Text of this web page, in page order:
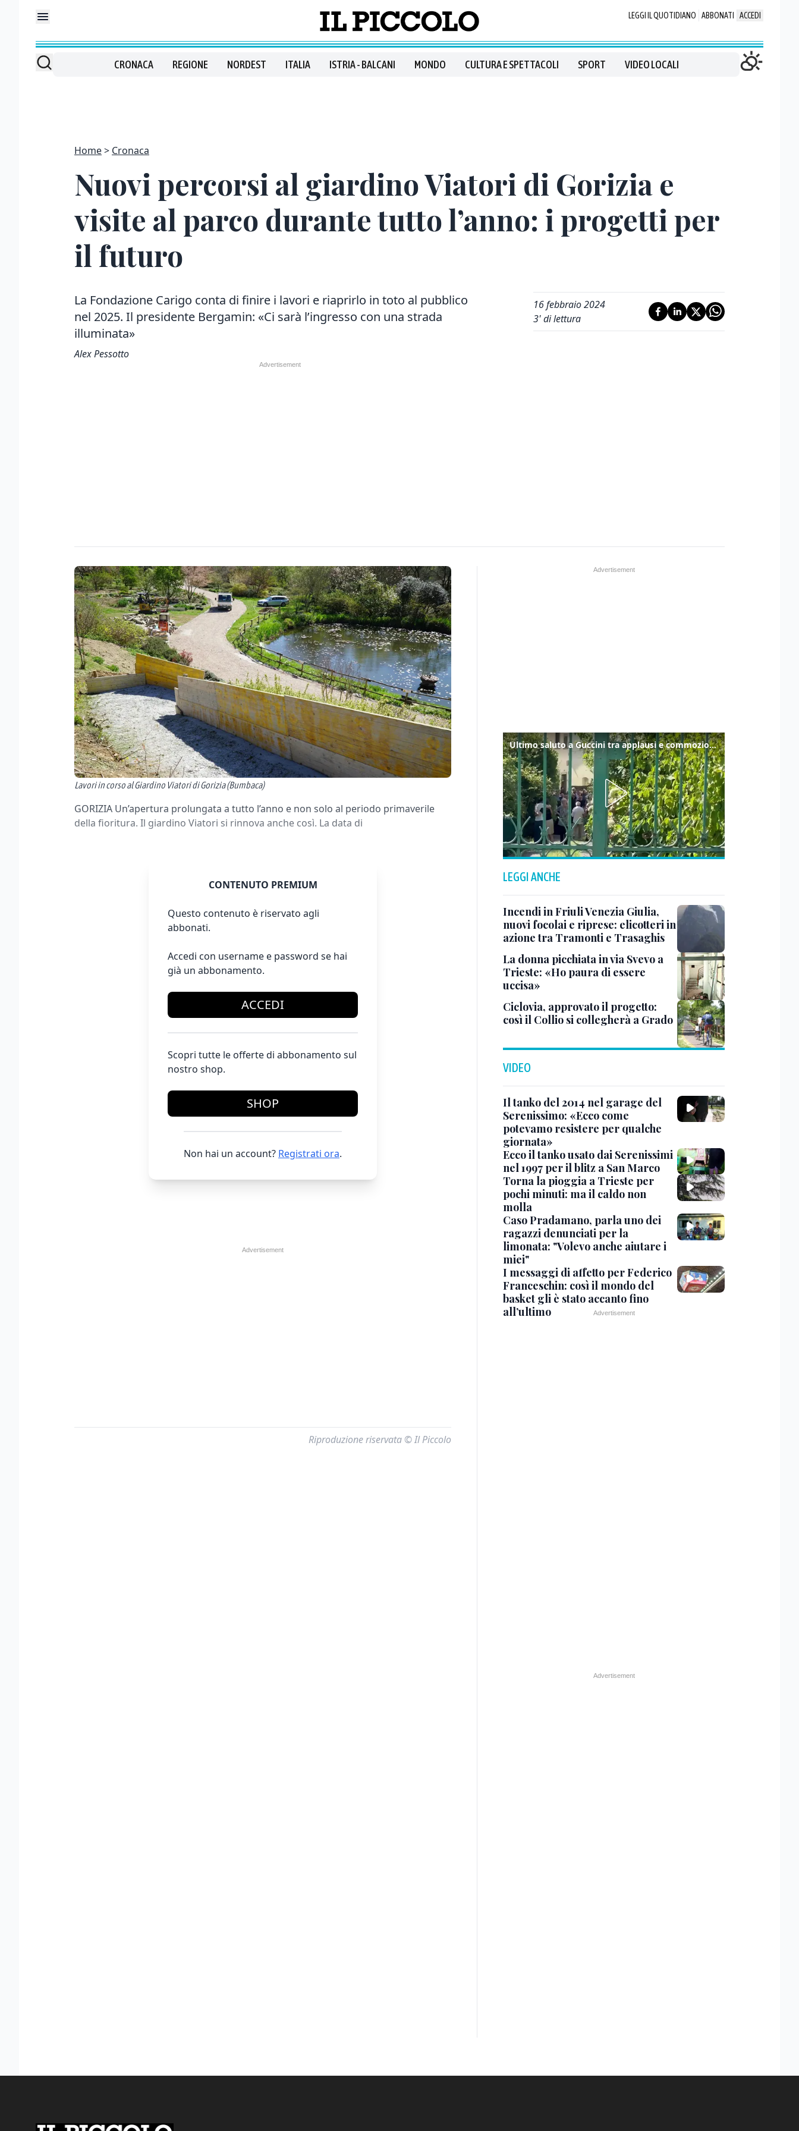
LEGGI IL QUOTIDIANO ABBONATI ACCEDI
CRONACA REGIONE NORDEST ITALIA ISTRIA - BALCANI MONDO CULTURA E SPETTACOLI SPORT VIDEO LOCALI
Home Cronaca
Nuovi percorsi al giardino Viatori di Gorizia e
visite al parco durante tutto l’anno: i progetti per
il futuro
La Fondazione Carigo conta di finire i lavori e riaprirlo in toto al pubblico
nel 2025. Il presidente Bergamin: «Ci sarà l’ingresso con una strada
illuminata»
Alex Pessotto
16 febbraio 2024
3' di lettura
Lavori in corso al Giardino Viatori di Gorizia (Bumbaca)
GORIZIA Un’apertura prolungata a tutto l’anno e non solo al periodo primaverile
della fioritura. Il giardino Viatori si rinnova anche così. La data di
CONTENUTO PREMIUM
Questo contenuto è riservato agli
abbonati.
Accedi con username e password se hai
già un abbonamento.
ACCEDI
Scopri tutte le offerte di abbonamento sul
nostro shop.
SHOP
Non hai un account? Registrati ora.
Riproduzione riservata © Il Piccolo
Ultimo saluto a Guccini tra applausi e commozione a Pavana
LEGGI ANCHE
Incendi in Friuli Venezia Giulia,
nuovi focolai e riprese: elicotteri in
azione tra Tramonti e Trasaghis
La donna picchiata in via Svevo a
Trieste: «Ho paura di essere
uccisa»
Ciclovia, approvato il progetto:
così il Collio si collegherà a Grado
VIDEO
Il tanko del 2014 nel garage del
Serenissimo: «Ecco come
potevamo resistere per qualche
giornata»
Ecco il tanko usato dai Serenissimi
nel 1997 per il blitz a San Marco
Torna la pioggia a Trieste per
pochi minuti: ma il caldo non
molla
Caso Pradamano, parla uno dei
ragazzi denunciati per la
limonata: "Volevo anche aiutare i
miei"
I messaggi di affetto per Federico
Franceschin: così il mondo del
basket gli è stato accanto fino
all’ultimo